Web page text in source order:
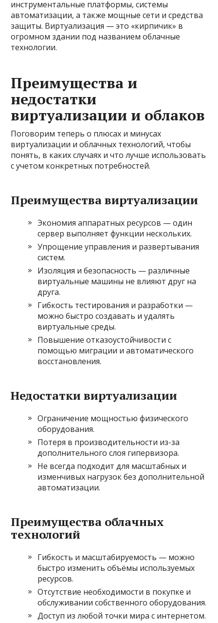
инструментальные платформы, системы
автоматизации, а также мощные сети и средства
защиты. Виртуализация — это «кирпичик» в
огромном здании под названием облачные
технологии.
Преимущества и
недостатки
виртуализации и облаков
Поговорим теперь о плюсах и минусах
виртуализации и облачных технологий, чтобы
понять, в каких случаях и что лучше использовать
с учетом конкретных потребностей.
Преимущества виртуализации
Экономия аппаратных ресурсов — один
сервер выполняет функции нескольких.
Упрощение управления и развертывания
систем.
Изоляция и безопасность — различные
виртуальные машины не влияют друг на
друга.
Гибкость тестирования и разработки —
можно быстро создавать и удалять
виртуальные среды.
Повышение отказоустойчивости с
помощью миграции и автоматического
восстановления.
Недостатки виртуализации
Ограничение мощностью физического
оборудования.
Потеря в производительности из-за
дополнительного слоя гипервизора.
Не всегда подходит для масштабных и
изменчивых нагрузок без дополнительной
автоматизации.
Преимущества облачных
технологий
Гибкость и масштабируемость — можно
быстро изменить объёмы используемых
ресурсов.
Отсутствие необходимости в покупке и
обслуживании собственного оборудования.
Доступ из любой точки мира с интернетом.